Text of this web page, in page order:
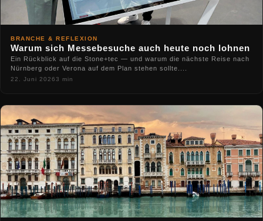
BRANCHE & REFLEXION
Warum sich Messebesuche auch heute noch lohnen
Ein Rückblick auf die Stone+tec — und warum die nächste Reise nach
Nürnberg oder Verona auf dem Plan stehen sollte....
22. Juni 20263 min